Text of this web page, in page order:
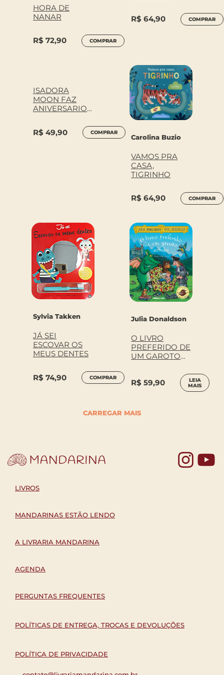
HORA DE
NANAR
R$ 72,90 COMPRAR
R$ 64,90 COMPRAR
ISADORA
MOON FAZ
ANIVERSARIO
CONVENCIONA
L
R$ 49,90 COMPRAR
Carolina Buzio
VAMOS PRA
CASA,
TIGRINHO
R$ 64,90 COMPRAR
Sylvia Takken
JÁ SEI
ESCOVAR OS
MEUS DENTES
R$ 74,90 COMPRAR
Julia Donaldson
O LIVRO
PREFERIDO DE
UM GAROTO
R$ 59,90
LEIA
MAIS
CARREGAR MAIS
LIVROS
MANDARINAS ESTÃO LENDO
A LIVRARIA MANDARINA
AGENDA
PERGUNTAS FREQUENTES
POLÍTICAS DE ENTREGA, TROCAS E DEVOLUÇÕES
POLÍTICA DE PRIVACIDADE